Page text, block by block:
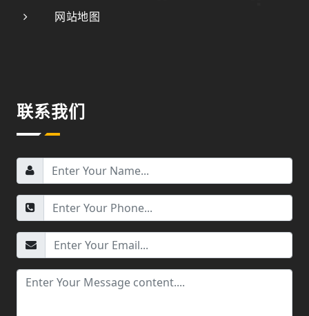
网站地图
联系我们